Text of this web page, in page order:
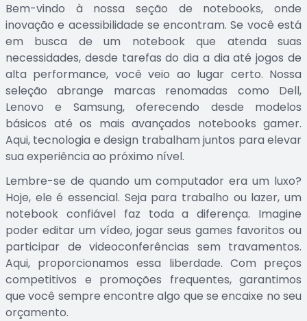
Bem-vindo à nossa seção de notebooks, onde
inovação e acessibilidade se encontram. Se você está
em busca de um notebook que atenda suas
necessidades, desde tarefas do dia a dia até jogos de
alta performance, você veio ao lugar certo. Nossa
seleção abrange marcas renomadas como Dell,
Lenovo e Samsung, oferecendo desde modelos
básicos até os mais avançados notebooks gamer.
Aqui, tecnologia e design trabalham juntos para elevar
sua experiência ao próximo nível.
Lembre-se de quando um computador era um luxo?
Hoje, ele é essencial. Seja para trabalho ou lazer, um
notebook confiável faz toda a diferença. Imagine
poder editar um vídeo, jogar seus games favoritos ou
participar de videoconferências sem travamentos.
Aqui, proporcionamos essa liberdade. Com preços
competitivos e promoções frequentes, garantimos
que você sempre encontre algo que se encaixe no seu
orçamento.